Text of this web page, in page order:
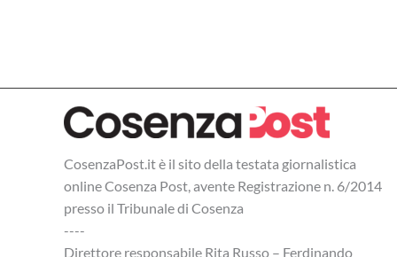
CosenzaPost.it è il sito della testata giornalistica
online Cosenza Post, avente Registrazione n. 6/2014
presso il Tribunale di Cosenza
----
Direttore responsabile Rita Russo – Ferdinando